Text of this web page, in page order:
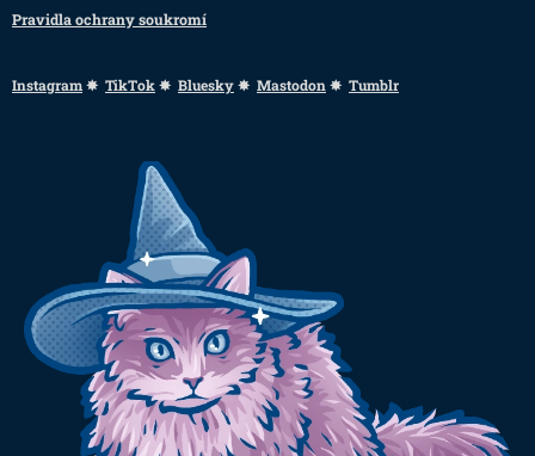
Pravidla ochrany soukromí
Instagram✸ TikTok✸ Bluesky✸ Mastodon ✸ Tumblr